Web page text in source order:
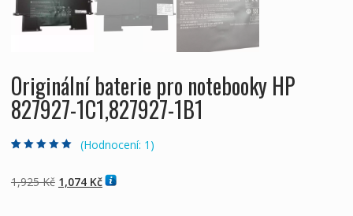
Originální baterie pro notebooky HP
827927-1C1,827927-1B1
hodnocení
zákazníka
(Hodnocení: 1 )
1,925Kč Původní
1,074 KčAktuální